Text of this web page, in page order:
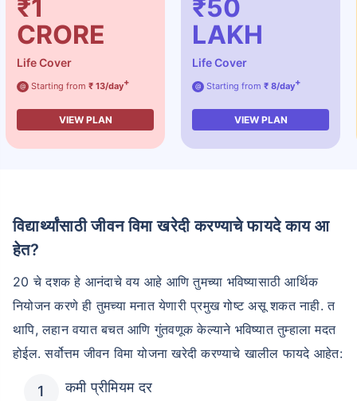
₹1
CRORE
Life Cover
@ Starting from ₹ 13/day+
VIEW PLAN
₹50
LAKH
Life Cover
@ Starting from ₹ 8/day+
VIEW PLAN
विद्यार्थ्यांसाठी जीवन विमा खरेदी करण्याचे फायदे काय आ
हेत?
20 चे दशक हे आनंदाचे वय आहे आणि तुमच्या भविष्यासाठी आर्थिक
नियोजन करणे ही तुमच्या मनात येणारी प्रमुख गोष्ट असू शकत नाही. त
थापि, लहान वयात बचत आणि गुंतवणूक केल्याने भविष्यात तुम्हाला मदत
होईल. सर्वोत्तम जीवन विमा योजना खरेदी करण्याचे खालील फायदे आहेत:
कमी प्रीमियम दर